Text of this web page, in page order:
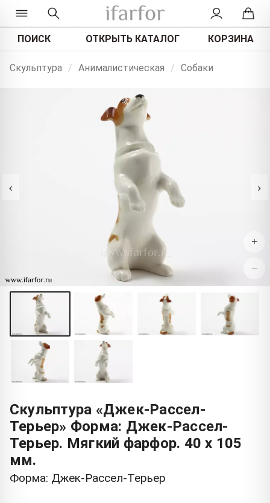
ПОИСК ОТКРЫТЬ КАТАЛОГ КОРЗИНА
Скульптура / Анималистическая / Собаки
‹ ›
+
−
Скульптура «Джек-Рассел-
Терьер» Форма: Джек-Рассел-
Терьер. Мягкий фарфор. 40 x 105
мм.
Форма: Джек-Рассел-Терьер